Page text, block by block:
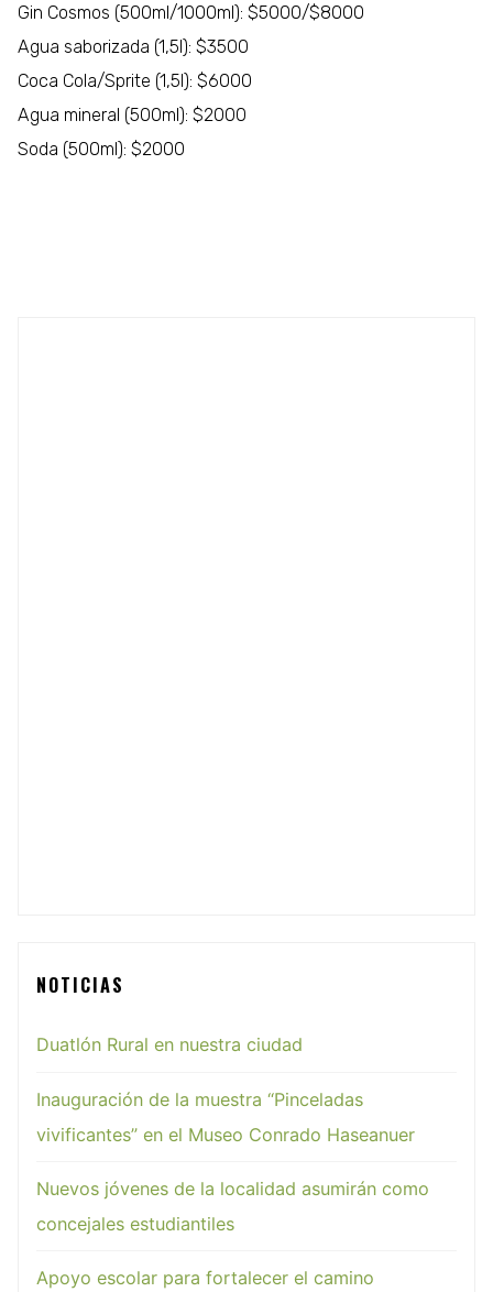
Gin Cosmos (500ml/1000ml): $5000/$8000
Agua saborizada (1,5l): $3500
Coca Cola/Sprite (1,5l): $6000
Agua mineral (500ml): $2000
Soda (500ml): $2000
NOTICIAS
Duatlón Rural en nuestra ciudad
Inauguración de la muestra “Pinceladas
vivificantes” en el Museo Conrado Haseanuer
Nuevos jóvenes de la localidad asumirán como
concejales estudiantiles
Apoyo escolar para fortalecer el camino